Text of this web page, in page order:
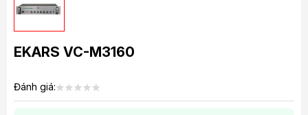
EKARS VC-M3160
Đánh giá: